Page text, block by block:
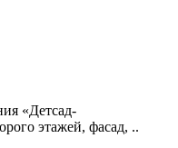
«Детсад-
этажей, фасад, ..